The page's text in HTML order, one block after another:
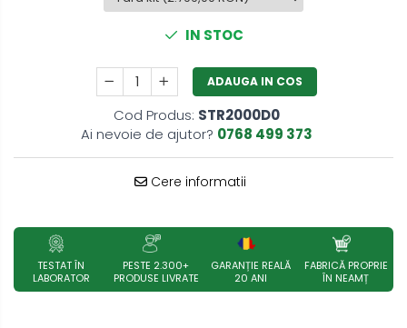
IN STOC
ADAUGA IN COS
Cod Produs: STR2000D0
Ai nevoie de ajutor? 0768 499 373
Cere informatii
TESTAT ÎN
LABORATOR
PESTE 2.300+
PRODUSE LIVRATE
GARANȚIE REALĂ
20 ANI
FABRICĂ PROPRIE
ÎN NEAMȚ